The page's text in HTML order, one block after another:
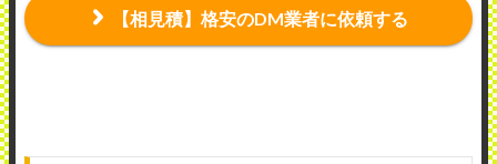
【相見積】格安のDM業者に依頼する